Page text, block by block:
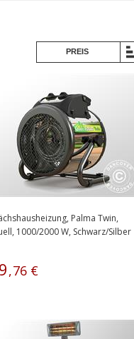
PREIS
Palma Twin,
1000/2000 W, Schwarz/Silber
,76 €